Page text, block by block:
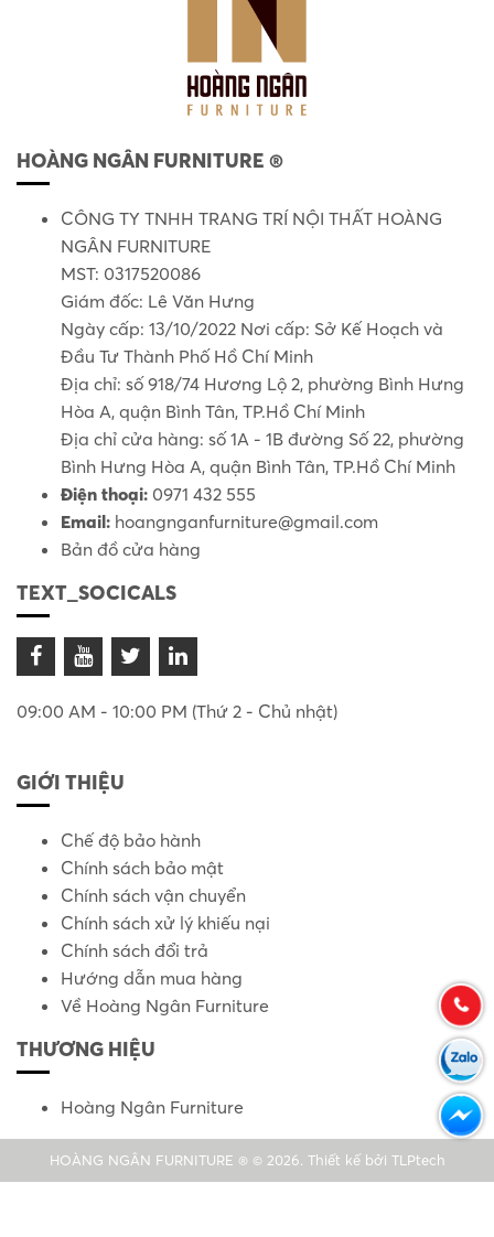
HOÀNG NGÂN FURNITURE ®
CÔNG TY TNHH TRANG TRÍ NỘI THẤT HOÀNG
NGÂN FURNITURE
MST: 0317520086
Giám đốc: Lê Văn Hưng
Ngày cấp: 13/10/2022 Nơi cấp: Sở Kế Hoạch và
Đầu Tư Thành Phố Hồ Chí Minh
Địa chỉ: số 918/74 Hương Lộ 2, phường Bình Hưng
Hòa A, quận Bình Tân, TP.Hồ Chí Minh
Địa chỉ cửa hàng: số 1A - 1B đường Số 22, phường
Bình Hưng Hòa A, quận Bình Tân, TP.Hồ Chí Minh
Điện thoại: 0971 432 555
Email: hoangnganfurniture@gmail.com
Bản đồ cửa hàng
TEXT_SOCICALS
09:00 AM - 10:00 PM (Thứ 2 - Chủ nhật)
GIỚI THIỆU
Chế độ bảo hành
Chính sách bảo mật
Chính sách vận chuyển
Chính sách xử lý khiếu nại
Chính sách đổi trả
Hướng dẫn mua hàng
Về Hoàng Ngân Furniture
THƯƠNG HIỆU
Hoàng Ngân Furniture
HOÀNG NGÂN FURNITURE ® © 2026. Thiết kế bởi TLPtech